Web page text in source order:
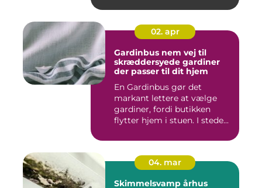
02. apr
Gardinbus nem vej til
skræddersyede gardiner
der passer til dit hjem
En Gardinbus gør det
markant lettere at vælge
gardiner, fordi butikken
flytter hjem i stuen. I stede...
04. mar
Skimmelsvamp århus